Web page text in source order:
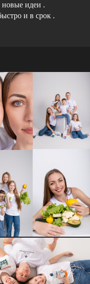
новые идеи .
и в срок .